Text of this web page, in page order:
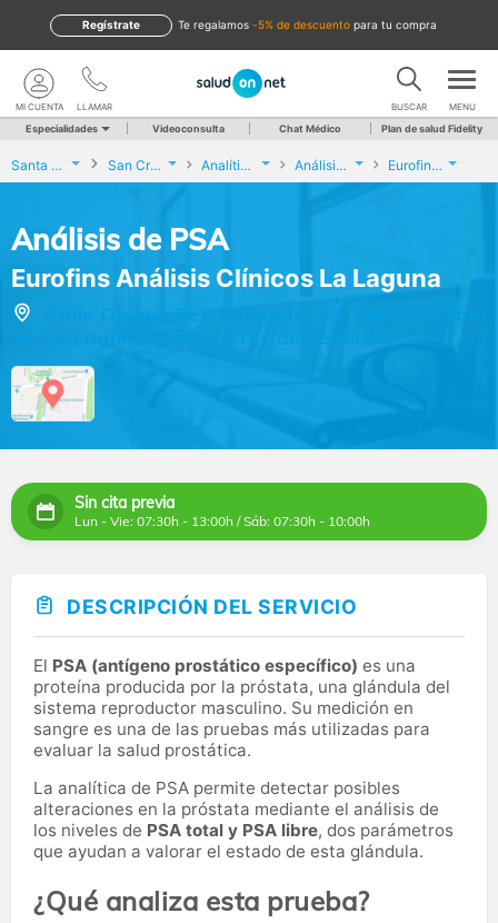
te regalamos -5% de descuento para tu compra
Regístrate
LLAMAR
MI CUENTA BUSCAR MENU
Especialidades Videoconsulta Chat Médico Plan de salud Fidelity
Santa Cruz de Tenerife San Cristóbal de La Laguna Analíticas y Genética Análisis de PSA Eurofins Análisis Clínicos La Laguna
Análisis de PSA
Eurofins Análisis Clínicos La Laguna
Calle Obispo Rey Redondo, 49, San Cristóbal
de La Laguna (Santa Cruz de Tenerife)
Sin cita previa
Lun - Vie: 07:30h - 13:00h / Sáb: 07:30h - 10:00h
DESCRIPCIÓN DEL SERVICIO
El PSA (antígeno prostático específico) es una
proteína producida por la próstata, una glándula del
sistema reproductor masculino. Su medición en
sangre es una de las pruebas más utilizadas para
evaluar la salud prostática.
La analítica de PSA permite detectar posibles
alteraciones en la próstata mediante el análisis de
los niveles de PSA total y PSA libre, dos parámetros
que ayudan a valorar el estado de esta glándula.
¿Qué analiza esta prueba?